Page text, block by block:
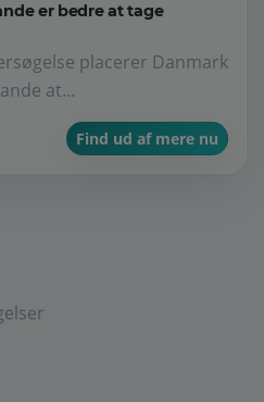
er bedre at tage
placerer Danmark
at...
Find ud af mere nu